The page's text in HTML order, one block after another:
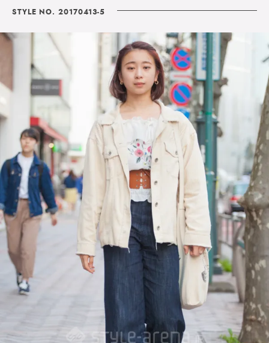
STYLE NO. 20170413-5